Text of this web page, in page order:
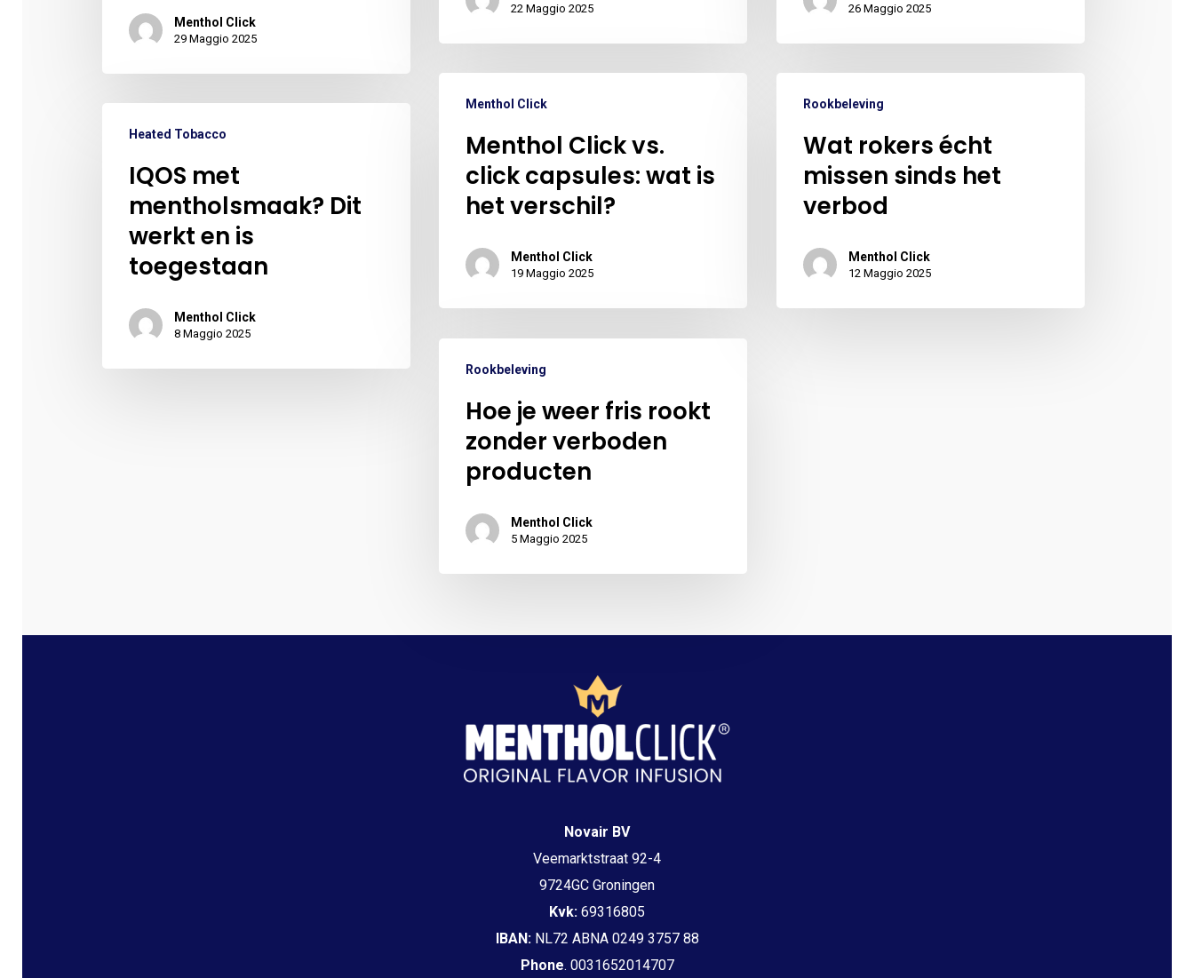
Nessun prodotto nel carrello.
Menthol Click
29 Maggio 2025
26 Maggio 2025
22 Maggio 2025
Menthol Click
Menthol Click vs.
click capsules: wat is
het verschil?
Menthol Click
19 Maggio 2025
Rookbeleving
Wat rokers écht
missen sinds het
verbod
Menthol Click
12 Maggio 2025
Heated Tobacco
IQOS met
mentholsmaak? Dit
werkt en is
toegestaan
Menthol Click
8 Maggio 2025
Rookbeleving
Hoe je weer fris rookt
zonder verboden
producten
Menthol Click
5 Maggio 2025
Novair BV
Veemarktstraat 92-4
9724GC Groningen
Kvk: 69316805
IBAN: NL72 ABNA 0249 3757 88
Phone. 0031652014707